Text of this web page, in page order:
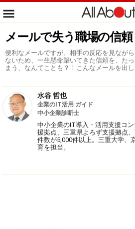
メールで失う職場の信頼
便利なメールですが、相手の反応を見なが
ないため、一生懸命築いてきた信頼を、た
まう、なんてことも？！こんなメールを出
水谷 哲也
企業のIT活用 ガイド
中小企業診断士
中小企業のIT導入・活用支援コ
援拠点、三重県よろず支援拠点
件数が5,000件以上。三重大学、
育を担当。